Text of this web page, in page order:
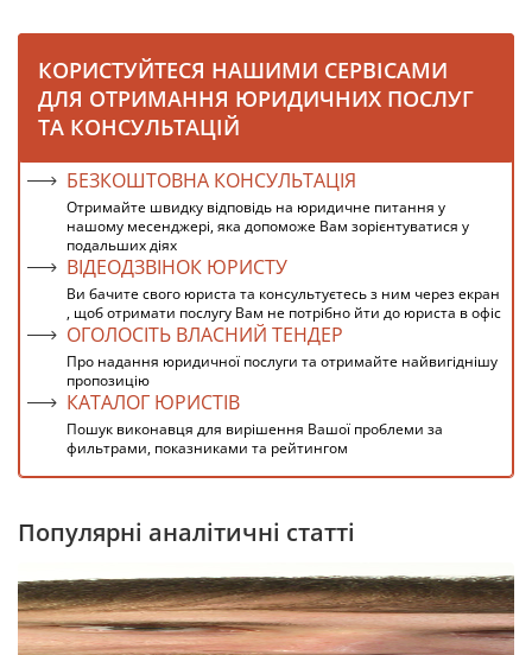
КОРИСТУЙТЕСЯ НАШИМИ СЕРВІСАМИ
ДЛЯ ОТРИМАННЯ ЮРИДИЧНИХ ПОСЛУГ
ТА КОНСУЛЬТАЦІЙ
БЕЗКОШТОВНА КОНСУЛЬТАЦІЯ
Отримайте швидку відповідь на юридичне питання у
нашому месенджері, яка допоможе Вам зорієнтуватися у
подальших діях
ВІДЕОДЗВІНОК ЮРИСТУ
Ви бачите свого юриста та консультуєтесь з ним через екран
, щоб отримати послугу Вам не потрібно йти до юриста в офіс
ОГОЛОСІТЬ ВЛАСНИЙ ТЕНДЕР
Про надання юридичної послуги та отримайте найвигіднішу
пропозицію
КАТАЛОГ ЮРИСТІВ
Пошук виконавця для вирішення Вашої проблеми за
фильтрами, показниками та рейтингом
Популярні аналітичні статті